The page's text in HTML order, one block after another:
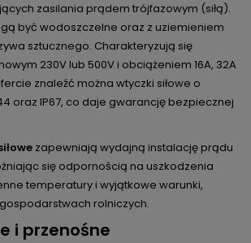
zasilania prądem trójfazowym (siłą).
być wodoszczelne oraz z uziemieniem
sztucznego. Charakteryzują się
230V lub 500V i obciążeniem 16A, 32A
znaleźć można wtyczki siłowe o
oraz IP67, co daje gwarancję bezpiecznej
zapewniają wydajną instalację prądu
się odpornością na uszkodzenia
temperatury i wyjątkowe warunki,
rolniczych.
i przenośne